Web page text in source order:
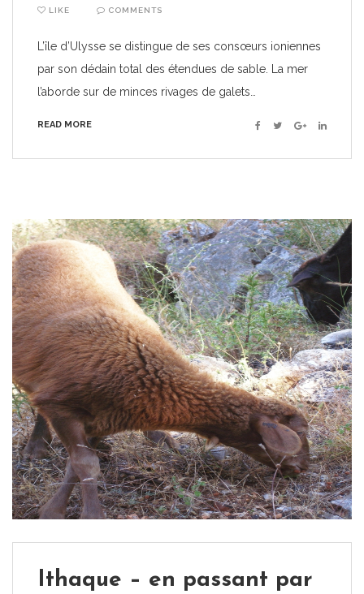
LIKE COMMENTS
L’île d’Ulysse se distingue de ses consœurs ioniennes
par son dédain total des étendues de sable. La mer
l’aborde sur de minces rivages de galets…
READ MORE Facebook
TwitterGoogle+Linkedin
Ithaque – en passant par